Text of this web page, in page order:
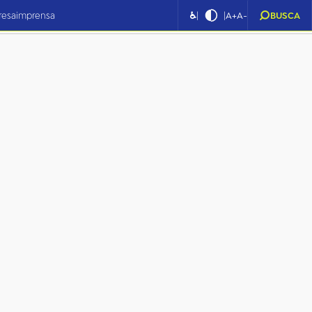
imprensa ♿| |A+A- BUSCA